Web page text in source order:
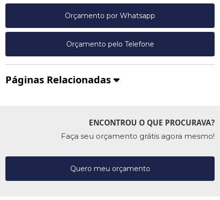
Orçamento por Whatsapp
Orçamento pelo Telefone
Páginas Relacionadas
ENCONTROU O QUE PROCURAVA?
Faça seu orçamento grátis agora mesmo!
Quero meu orçamento